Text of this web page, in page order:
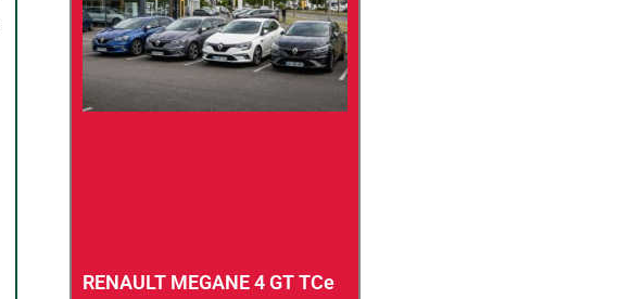
RENAULT MEGANE 4 GT TCe